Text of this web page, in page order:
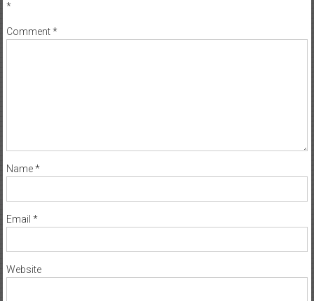
*
Comment*
Name*
Email *
Website